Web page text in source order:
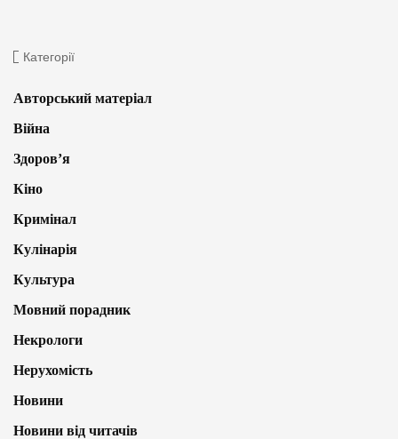
Категорії
Авторський матеріал
Війна
Здоров’я
Кіно
Кримінал
Кулінарія
Культура
Мовний порадник
Некрологи
Нерухомість
Новини
Новини від читачів